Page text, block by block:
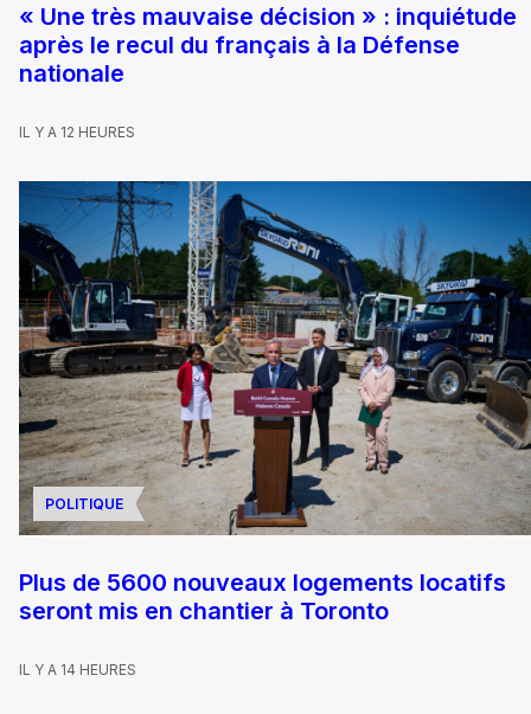
« Une très mauvaise décision » : inquiétude
après le recul du français à la Défense
nationale
IL Y A 12 HEURES
POLITIQUE
Plus de 5600 nouveaux logements locatifs
seront mis en chantier à Toronto
IL Y A 14 HEURES